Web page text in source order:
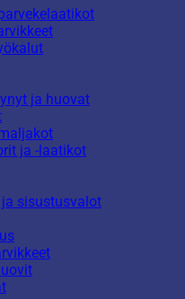
ja huovat
ja -laatikot
sisustusvalot